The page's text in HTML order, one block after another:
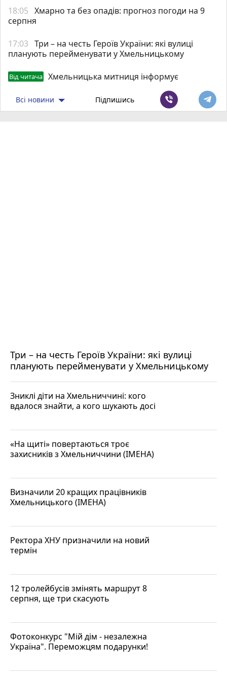
18:05 Хмарно та без опадів: прогноз погоди на 9
серпня
17:03 Три – на честь Героїв України: які вулиці
планують перейменувати у Хмельницькому
Від читача Хмельницька митниця інформує
Всі новини Підпишись
Три – на честь Героїв України: які вулиці
планують перейменувати у Хмельницькому
Зниклі діти на Хмельниччині: кого
вдалося знайти, а кого шукають досі
«На щиті» повертаються троє
захисників з Хмельниччини (ІМЕНА)
Визначили 20 кращих працівників
Хмельницького (ІМЕНА)
Ректора ХНУ призначили на новий
термін
12 тролейбусів змінять маршрут 8
серпня, ще три скасують
Фотоконкурс "Мій дім - незалежна
Україна". Переможцям подарунки!